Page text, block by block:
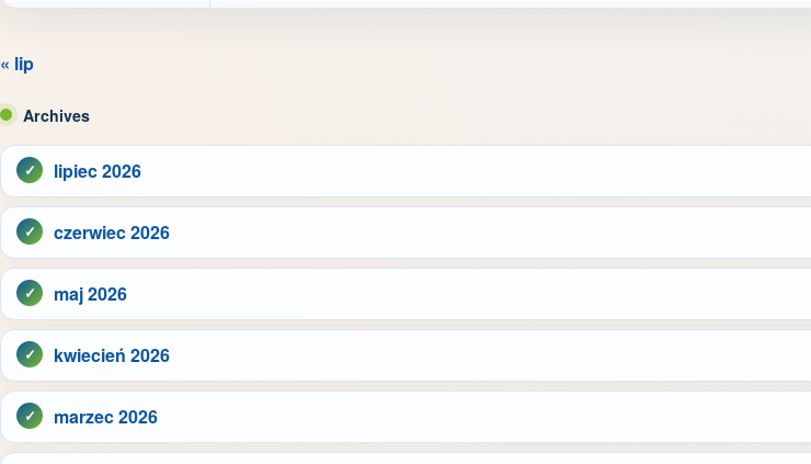
« lip
Archives
lipiec 2026
czerwiec 2026
maj 2026
kwiecień 2026
marzec 2026